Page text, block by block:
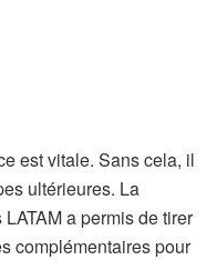
est vitale. Sans cela, il
ultérieures. La
a permis de tirer
complémentaires pour